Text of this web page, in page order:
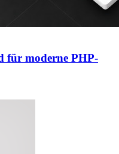
für moderne PHP-